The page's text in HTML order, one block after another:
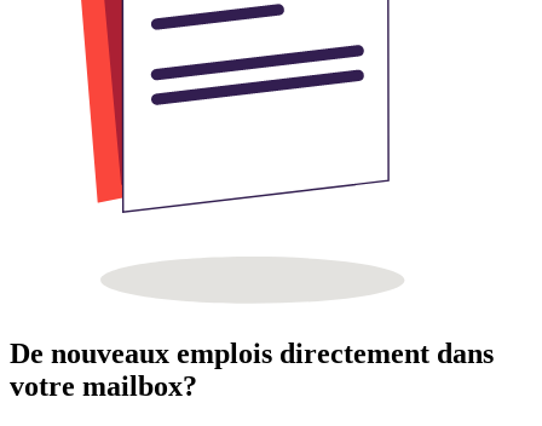
De nouveaux emplois directement dans
votre mailbox?